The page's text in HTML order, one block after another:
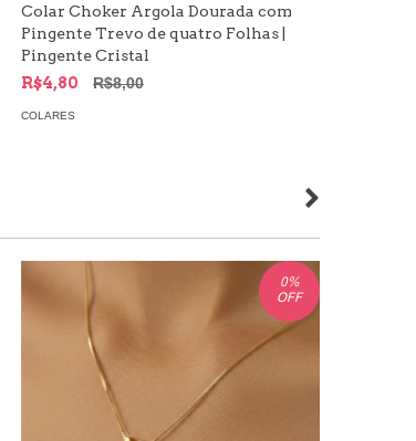
Colar Choker Argola Dourada com
Pingente Trevo de quatro Folhas |
Pingente Cristal
R$4,80
R$8,00
COLARES
0%
OFF